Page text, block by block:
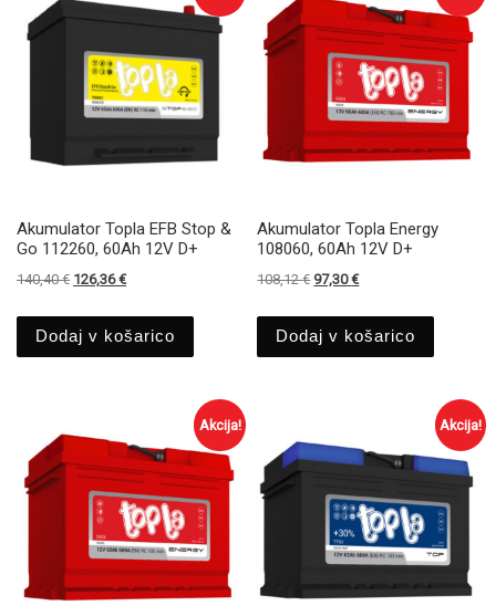
Akumulator Topla EFB Stop &
Go 112260, 60Ah 12V D+
140,40€ Izvirna cena je bila: 140,40 €.
126,36€Trenutna cena je: 126,36 €.
Dodaj v košarico
Akumulator Topla Energy
108060, 60Ah 12V D+
108,12€ Izvirna cena je bila: 108,12 €.
97,30€Trenutna cena je:
Dodaj v košarico
Akcija! Akcija!